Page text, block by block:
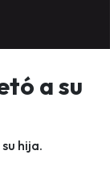
a su
hija.